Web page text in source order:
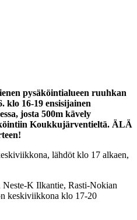
pysäköintialueen ruuhkan
klo 16-19 ensisijainen
josta 500m kävely
Koukkujärventieltä. ÄLÄ
lähdöt klo 17 alkaen,
K Ilkantie, Rasti-Nokian
keskiviikkona klo 17-20